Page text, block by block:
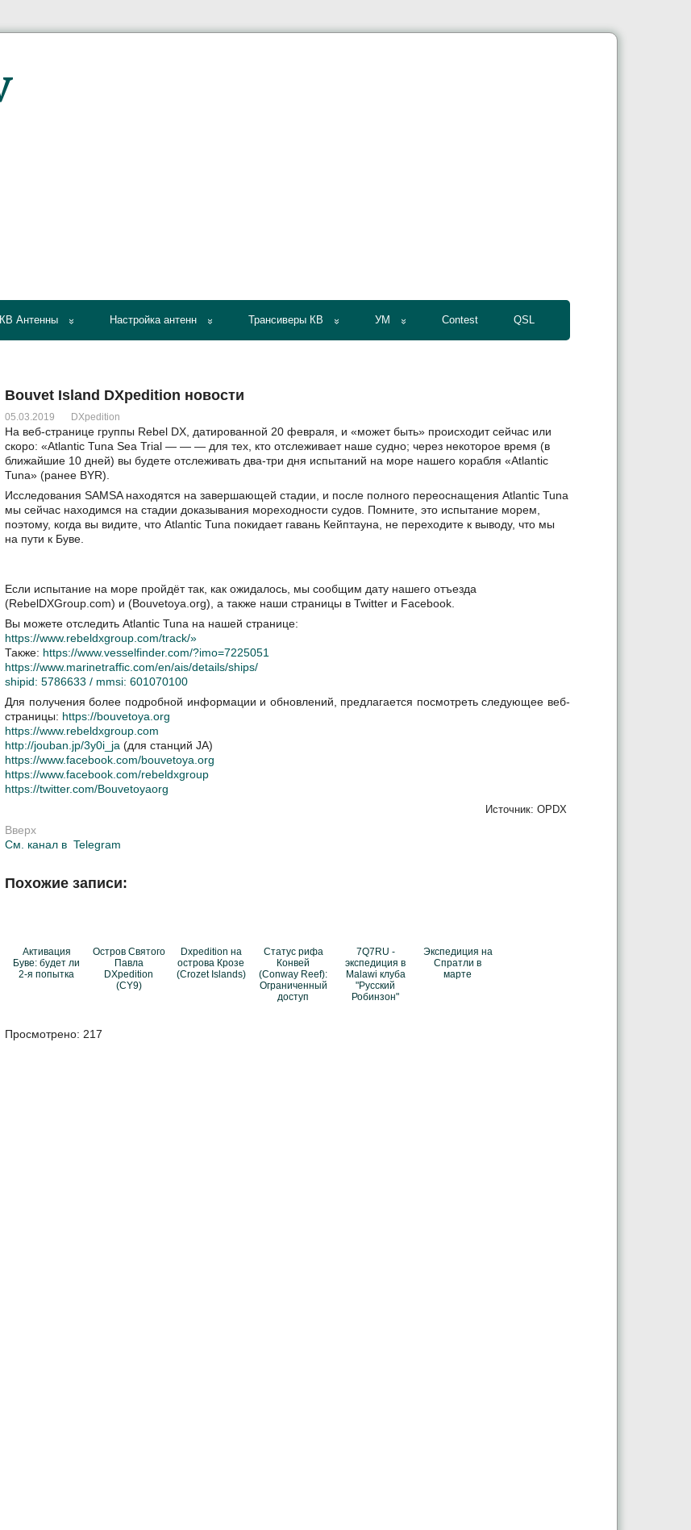
КВ Антенны Настройка антенн Трансиверы КВ УМ Contest QSL
Bouvet Island DXpedition новости
05.03.2019 DXpedition
На веб-странице группы Rebel DX, датированной 20 февраля, и «может быть» происходит сейчас или
скоро: «Atlantic Tuna Sea Trial — — — для тех, кто отслеживает наше судно; через некоторое время (в
ближайшие 10 дней) вы будете отслеживать два-три дня испытаний на море нашего корабля «Atlantic
Tuna» (ранее BYR).
Исследования SAMSA находятся на завершающей стадии, и после полного переоснащения Atlantic Tuna
мы сейчас находимся на стадии доказывания мореходности судов. Помните, это испытание морем,
поэтому, когда вы видите, что Atlantic Tuna покидает гавань Кейптауна, не переходите к выводу, что мы
на пути к Буве.
Если испытание на море пройдёт так, как ожидалось, мы сообщим дату нашего отъезда
(RebelDXGroup.com) и (Bouvetoya.org), а также наши страницы в Twitter и Facebook.
Вы можете отследить Atlantic Tuna на нашей странице:
https://www.rebeldxgroup.com/track/»
Также: https://www.vesselfinder.com/?imo=7225051
https://www.marinetraffic.com/en/ais/details/ships/
shipid: 5786633 / mmsi: 601070100
Для получения более подробной информации и обновлений, предлагается посмотреть следующее веб-
страницы: https://bouvetoya.org
https://www.rebeldxgroup.com
http://jouban.jp/3y0i_ja(для станций JA)
https://www.facebook.com/bouvetoya.org
https://www.facebook.com/rebeldxgroup
https://twitter.com/Bouvetoyaorg
Источник: OPDX
Вверх
См. канал в Telegram
Похожие записи:
Активация
Буве: будет ли
2-я попытка
Остров Святого
Павла
DXpedition
(CY9)
Dxpedition на
острова Крозе
(Crozet Islands)
Статус рифа
Конвей
(Conway Reef):
Ограниченный
доступ
7Q7RU -
экспедиция в
Malawi клуба
"Русский
Робинзон"
Экспедиция на
Спратли в
марте
Просмотрено:217